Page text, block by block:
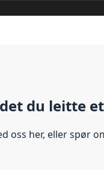
du leitte
oss her, eller spør